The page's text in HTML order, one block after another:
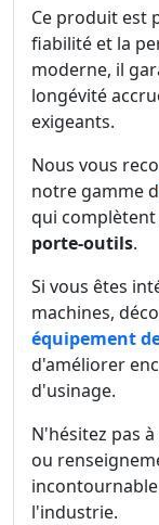
Ce produit est
fiabilité et la
moderne, il
longévité
exigeants.
Nous vous
notre gamme
qui
porte-outils.
Si vous êtes
machines,
équipement
d'améliorer
d'usinage.
N'hésitez pas
ou
l'industrie.